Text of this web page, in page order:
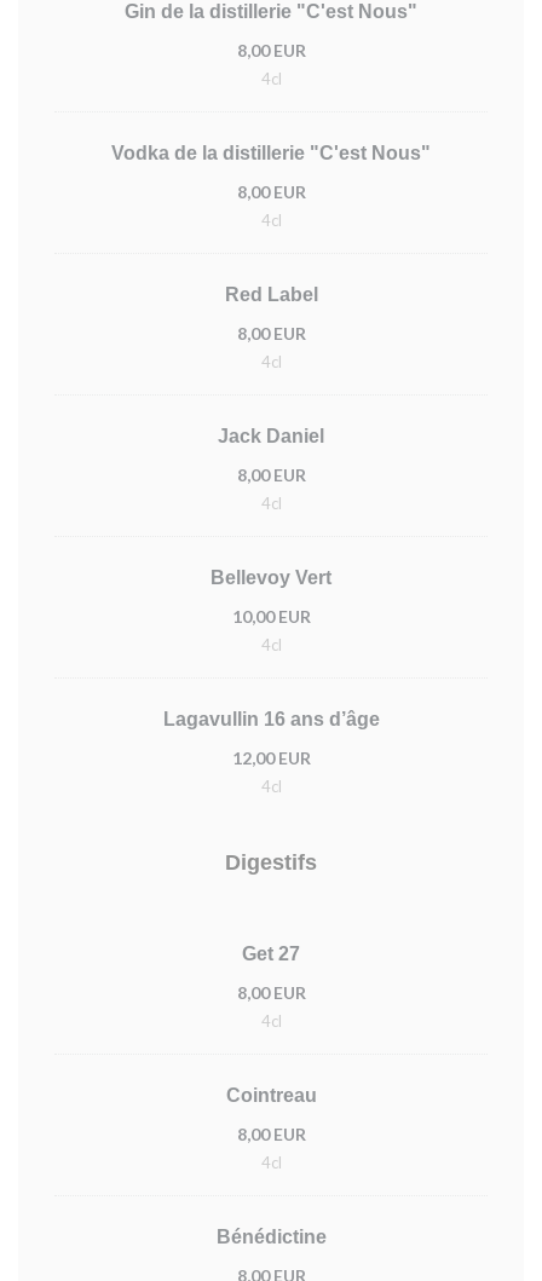
Gin de la distillerie "C'est Nous"
8,00 EUR
4cl
Vodka de la distillerie "C'est Nous"
8,00 EUR
4cl
Red Label
8,00 EUR
4cl
Jack Daniel
8,00 EUR
4cl
Bellevoy Vert
10,00 EUR
4cl
Lagavullin 16 ans d’âge
12,00 EUR
4cl
Digestifs
Get 27
8,00 EUR
4cl
Cointreau
8,00 EUR
4cl
Bénédictine
8,00 EUR